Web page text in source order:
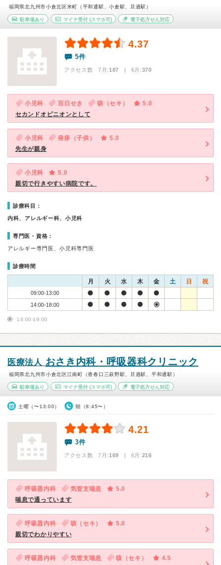
福岡県北九州市小倉北区米町（平和通駅、小倉駅、旦過駅）
駐車場あり マイナ受付(スマホ可) 電子処方せん対応
4.37
5件
アクセス数 7月:187 | 6月:370
小児科 百日せき 咳（セキ）
5.0
セカンドオピニオンとして
小児科 発疹（子供）
5.0
先生が親身
小児科
5.0
親切で行きやすい病院です。
診療科目：
内科、アレルギー科、小児科
専門医・資格：
アレルギー専門医、小児科専門医
診療時間
月 火 水 木 金 土 日 祝
09:00-13:00
14:00-18:00
14:00-19:00
医療法人 おさき内科・呼吸器科クリニック
福岡県北九州市小倉北区江南町（香春口三萩野駅、旦過駅、平和通駅）
駐車場あり マイナ受付(スマホ可) 電子処方せん対応
土曜（〜13:00） 朝（8:45〜）
4.21
3件
アクセス数 7月:169 | 6月:216
呼吸器内科 気管支喘息
5.0
喘息で通っています
呼吸器内科 咳（セキ）
5.0
親切でわかりやすい
呼吸器内科 気管支喘息 咳（セキ）
4.5